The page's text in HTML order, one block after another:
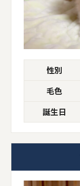
性別
毛色
誕生日